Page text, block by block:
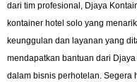
dari tim profesional, Djaya
kontainer hotel solo yang
keunggulan dan layanan yang
mendapatkan bantuan dari
dalam bisnis perhotelan. Segera